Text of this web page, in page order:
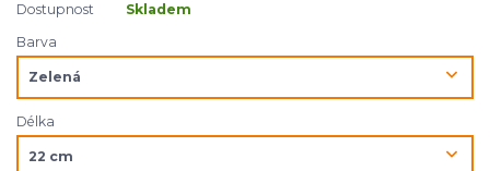
Dostupnost
Skladem
Barva
Délka